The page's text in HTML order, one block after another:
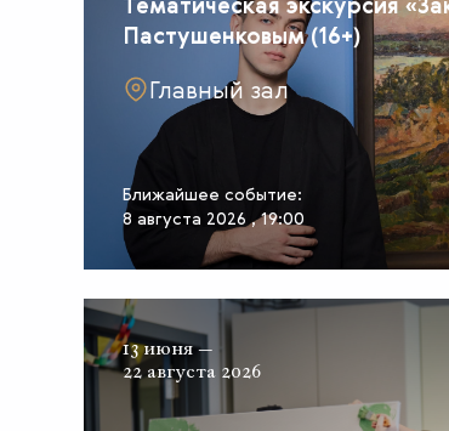
Пастушенковым (16+)
Главный зал
Ближайшее событие:
8 августа 2026 , 19:00
13 июня —
22 августа 2026